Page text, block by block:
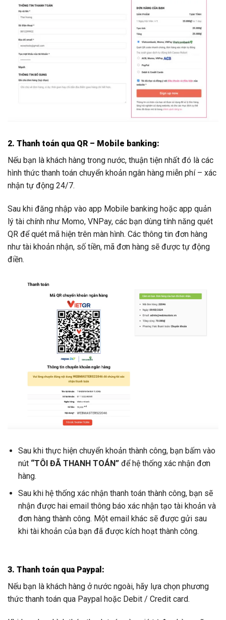
2. Thanh toán qua QR – Mobile banking:
Nếu bạn là khách hàng trong nước, thuận tiện nhất đó là các
hình thức thanh toán chuyển khoản ngân hàng miễn phí – xác
nhận tự động 24/7.
Sau khi đăng nhập vào app Mobile banking hoặc app quản
lý tài chính như Momo, VNPay, các bạn dùng tính năng quét
QR để quét mã hiện trên màn hình. Các thông tin đơn hàng
như tài khoản nhận, số tiền, mã đơn hàng sẽ được tự động
điền.
Sau khi thực hiện chuyển khoản thành công, bạn bấm vào
nút“TÔI ĐÃ THANH TOÁN”để hệ thống xác nhận đơn
hàng.
Sau khi hệ thống xác nhận thanh toán thành công, bạn sẽ
nhận được hai email thông báo xác nhận tạo tài khoản và
đơn hàng thành công. Một email khác sẽ được gửi sau
khi tài khoản của bạn đã được kích hoạt thành công.
3. Thanh toán qua Paypal:
Nếu bạn là khách hàng ở nước ngoài, hãy lựa chọn phương
thức thanh toán qua Paypal hoặc Debit / Credit card.